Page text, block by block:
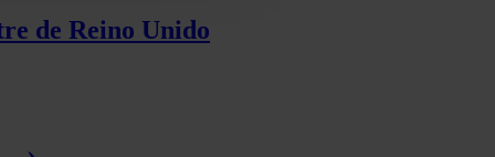
de Reino Unido